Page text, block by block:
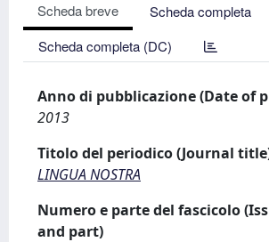
Scheda breve
Scheda completa
Scheda completa (DC)
Anno di pubblicazione (Date of
2013
Titolo del periodico (Journal
LINGUA NOSTRA
Numero e parte del fascicolo
and part)